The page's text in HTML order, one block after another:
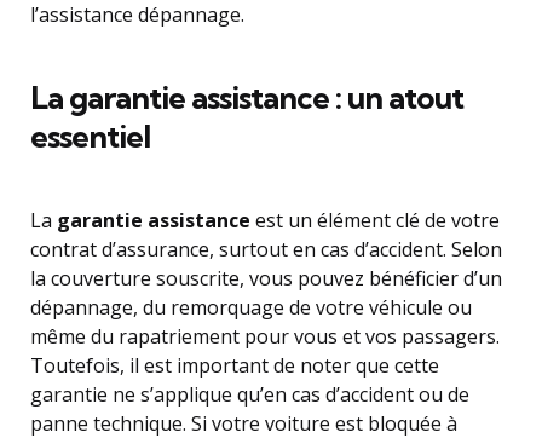
l’assistance dépannage.
La garantie assistance : un atout
essentiel
La garantie assistance est un élément clé de votre
contrat d’assurance, surtout en cas d’accident. Selon
la couverture souscrite, vous pouvez bénéficier d’un
dépannage, du remorquage de votre véhicule ou
même du rapatriement pour vous et vos passagers.
Toutefois, il est important de noter que cette
garantie ne s’applique qu’en cas d’accident ou de
panne technique. Si votre voiture est bloquée à